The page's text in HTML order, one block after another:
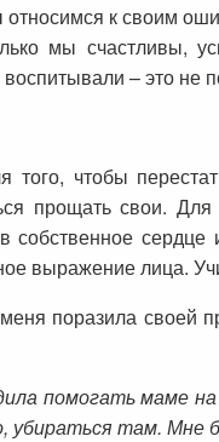
к своим
мы счастливы,
– это не
чтобы
прощать свои.
собственное
выражение лица.
поразила
помогать маме
убираться там. Мне